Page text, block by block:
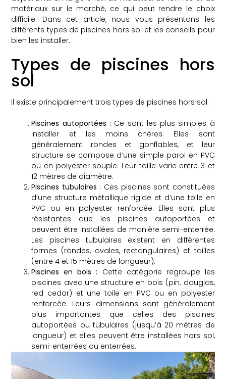
matériaux sur le marché, ce qui peut rendre le choix
difficile. Dans cet article, nous vous présentons les
différents types de piscines hors sol et les conseils pour
bien les installer.
Types de piscines hors
sol
Il existe principalement trois types de piscines hors sol :
Piscines autoportées : Ce sont les plus simples à
installer et les moins chères. Elles sont
généralement rondes et gonflables, et leur
structure se compose d’une simple paroi en PVC
ou en polyester souple. Leur taille varie entre 3 et
12 mètres de diamètre.
Piscines tubulaires : Ces piscines sont constituées
d’une structure métallique rigide et d’une toile en
PVC ou en polyester renforcée. Elles sont plus
résistantes que les piscines autoportées et
peuvent être installées de manière semi-enterrée.
Les piscines tubulaires existent en différentes
formes (rondes, ovales, rectangulaires) et tailles
(entre 4 et 15 mètres de longueur).
Piscines en bois : Cette catégorie regroupe les
piscines avec une structure en bois (pin, douglas,
red cedar) et une toile en PVC ou en polyester
renforcée. Leurs dimensions sont généralement
plus importantes que celles des piscines
autoportées ou tubulaires (jusqu’à 20 mètres de
longueur) et elles peuvent être installées hors sol,
semi-enterrées ou enterrées.